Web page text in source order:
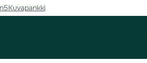
Kuvapankki